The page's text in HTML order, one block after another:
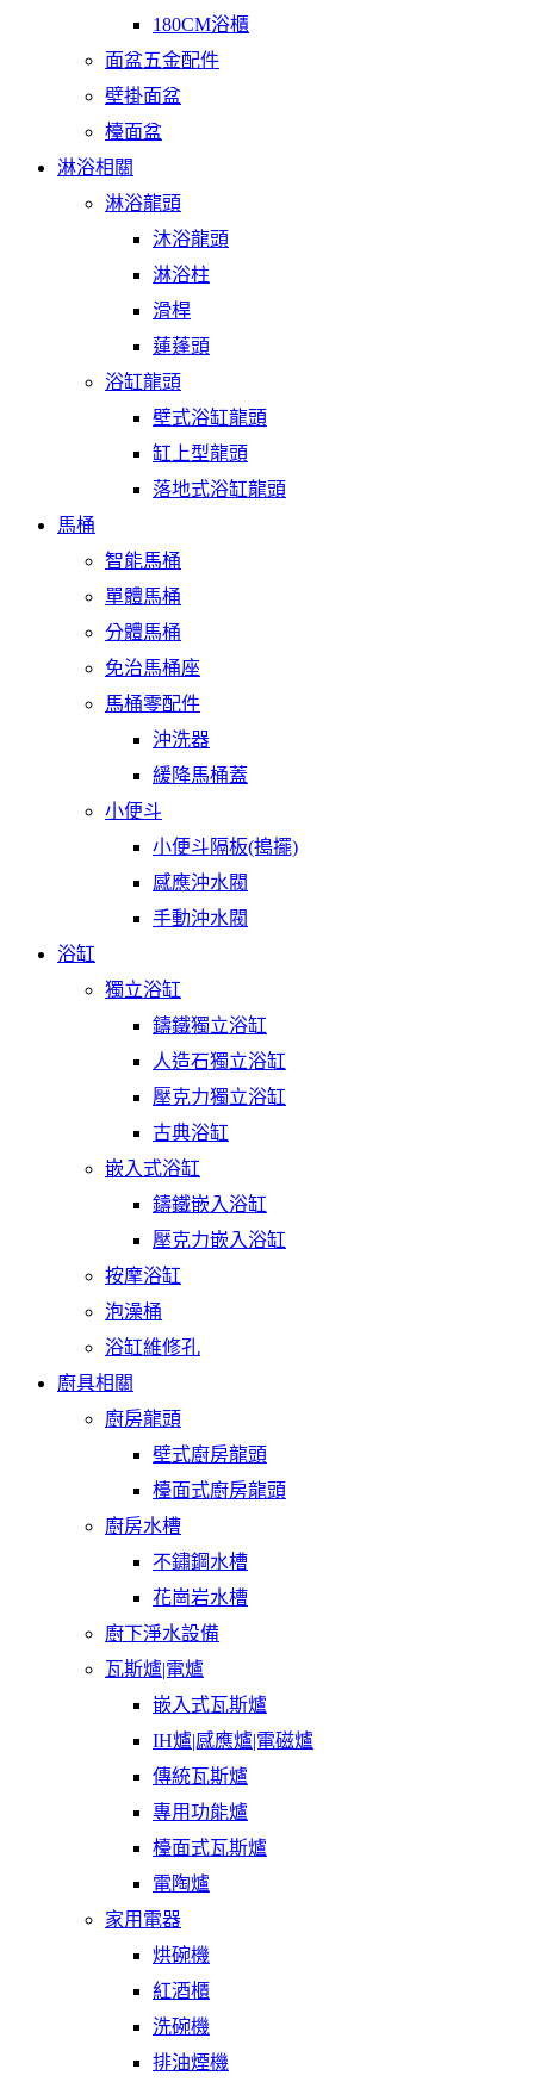
180CM浴櫃
面盆五金配件
壁掛面盆
檯面盆
淋浴相關
淋浴龍頭
沐浴龍頭
淋浴柱
滑桿
蓮蓬頭
浴缸龍頭
壁式浴缸龍頭
缸上型龍頭
落地式浴缸龍頭
馬桶
智能馬桶
單體馬桶
分體馬桶
免治馬桶座
馬桶零配件
沖洗器
緩降馬桶蓋
小便斗
小便斗隔板(搗擺)
感應沖水閥
手動沖水閥
浴缸
獨立浴缸
鑄鐵獨立浴缸
人造石獨立浴缸
壓克力獨立浴缸
古典浴缸
嵌入式浴缸
鑄鐵嵌入浴缸
壓克力嵌入浴缸
按摩浴缸
泡澡桶
浴缸維修孔
廚具相關
廚房龍頭
壁式廚房龍頭
檯面式廚房龍頭
廚房水槽
不鏽鋼水槽
花崗岩水槽
廚下淨水設備
瓦斯爐|電爐
嵌入式瓦斯爐
IH爐|感應爐|電磁爐
傳統瓦斯爐
專用功能爐
檯面式瓦斯爐
電陶爐
家用電器
烘碗機
紅酒櫃
洗碗機
排油煙機